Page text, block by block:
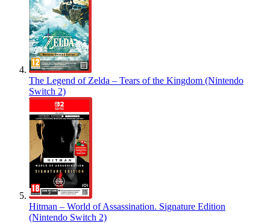
The Legend of Zelda – Tears of the Kingdom (Nintendo
Switch 2)
Hitman – World of Assassination. Signature Edition
(Nintendo Switch 2)